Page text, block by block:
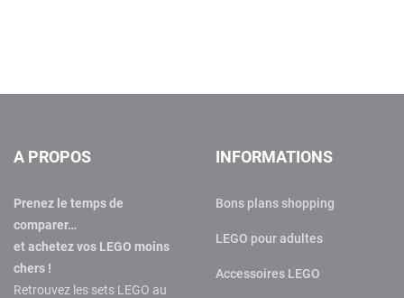
A PROPOS
Prenez le temps de
comparer…
et achetez vos LEGO moins
chers !
Retrouvez les sets LEGO au
INFORMATIONS
Bons plans shopping
LEGO pour adultes
Accessoires LEGO